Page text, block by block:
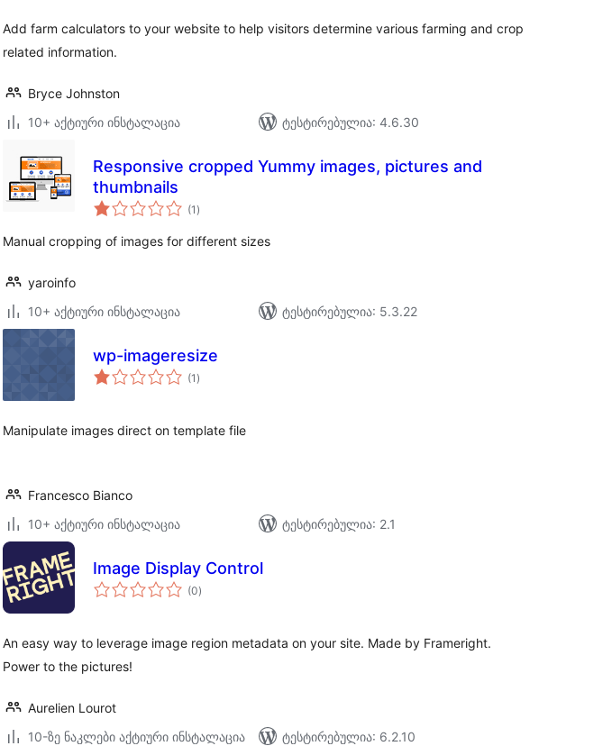
Add farm calculators to your website to help visitors determine various farming and crop
related information.
Bryce Johnston
10+ აქტიური ინსტალაცია
ტესტირებულია: 4.6.30
Responsive cropped Yummy images, pictures and
thumbnails
(1 საერთო
რეიტინგი
)
Manual cropping of images for different sizes
yaroinfo
10+ აქტიური ინსტალაცია
ტესტირებულია: 5.3.22
wp-imageresize
(1 საერთო
რეიტინგი
)
Manipulate images direct on template file
Francesco Bianco
10+ აქტიური ინსტალაცია
ტესტირებულია: 2.1
Image Display Control
(0საერთო
რეიტინგი
)
An easy way to leverage image region metadata on your site. Made by Frameright.
Power to the pictures!
Aurelien Lourot
10-ზე ნაკლები აქტიური ინსტალაცია
ტესტირებულია: 6.2.10